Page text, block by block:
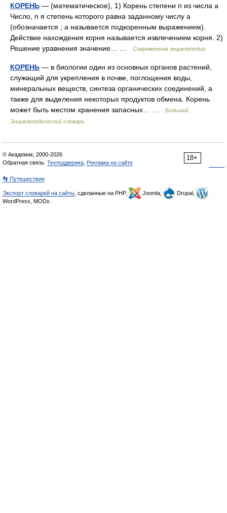
КОРЕНЬ — (математическое), 1) Корень степени n из числа a
Число, n я степень которого равна заданному числу a
(обозначается ; a называется подкоренным выражением).
Действие нахождения корня называется извлечением корня. 2)
Решение уравнения значение… …
Современная энциклопедия
КОРЕНЬ — в биологии один из основных органов растений,
служащий для укрепления в почве, поглощения воды,
минеральных веществ, синтеза органических соединений, а
также для выделения некоторых продуктов обмена. Корень
может быть местом хранения запасных… …
Большой
Энциклопедический словарь
18+
© Академик, 2000-2026
Обратная связь: Техподдержка Реклама на сайте
👣 Путешествия
Экспорт словарей на сайты , сделанные на PHP, Joomla,
Drupal,
WordPress, MODx.